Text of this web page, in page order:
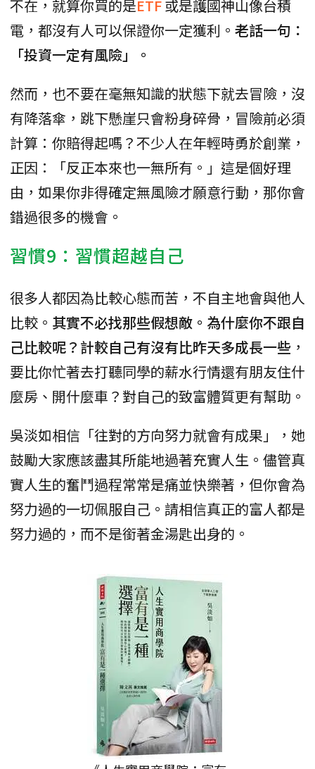
不在，就算你買的是ETF或是護國神山像台積
電，都沒有人可以保證你一定獲利。 老話一句：
「投資一定有風險」。
然而，也不要在毫無知識的狀態下就去冒險，沒
有降落傘，跳下懸崖只會粉身碎骨，冒險前必須
計算：你賠得起嗎？不少人在年輕時勇於創業，
正因：「反正本來也一無所有。」這是個好理
由，如果你非得確定無風險才願意行動，那你會
錯過很多的機會。
習慣9：習慣超越自己
很多人都因為比較心態而苦，不自主地會與他人
比較。 其實不必找那些假想敵。為什麼你不跟自
己比較呢？計較自己有沒有比昨天多成長一些 ，
要比你忙著去打聽同學的薪水行情還有朋友住什
麼房、開什麼車？對自己的致富體質更有幫助。
吳淡如相信「往對的方向努力就會有成果」，她
鼓勵大家應該盡其所能地過著充實人生。儘管真
實人生的奮鬥過程常常是痛並快樂著，但你會為
努力過的一切佩服自己。請相信真正的富人都是
努力過的，而不是銜著金湯匙出身的。